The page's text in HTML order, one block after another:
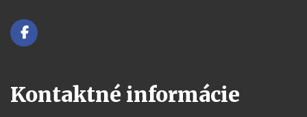
Kontaktné informácie